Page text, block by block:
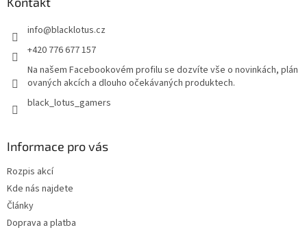
info@blacklotus.cz
+420 776 677 157
Na našem Facebookovém profilu se dozvíte vše o novinkách, plán
ovaných akcích a dlouho očekávaných produktech.
black_lotus_gamers
Informace pro vás
Rozpis akcí
Kde nás najdete
Články
Doprava a platba